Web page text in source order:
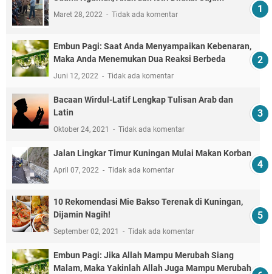
Maret 28, 2022 Tidak ada komentar
Embun Pagi: Saat Anda Menyampaikan Kebenaran,
Maka Anda Menemukan Dua Reaksi Berbeda
Juni 12, 2022 Tidak ada komentar
Bacaan Wirdul-Latif Lengkap Tulisan Arab dan
Latin
Oktober 24, 2021 Tidak ada komentar
Jalan Lingkar Timur Kuningan Mulai Makan Korban
April 07, 2022 Tidak ada komentar
10 Rekomendasi Mie Bakso Terenak di Kuningan,
Dijamin Nagih!
September 02, 2021 Tidak ada komentar
Embun Pagi: Jika Allah Mampu Merubah Siang
Malam, Maka Yakinlah Allah Juga Mampu Merubah